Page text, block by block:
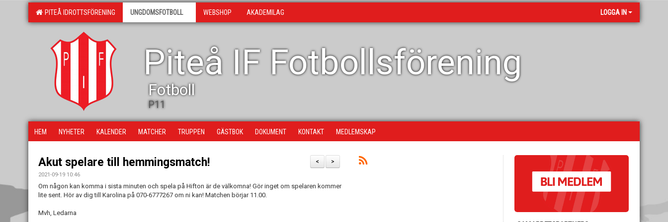
PITEÅ IDROTTSFÖRENING UNGDOMSFOTBOLL WEBSHOP AKADEMILAG LOGGA IN
Piteå IF Fotbollsförening
Fotboll
P11
HEM NYHETER KALENDER MATCHER TRUPPEN GÄSTBOK DOKUMENT KONTAKT MEDLEMSKAP
>
<
Akut spelare till hemmingsmatch!
2021-09-19 10:46
Om någon kan komma i sista minuten och spela på Hifton är de välkomna! Gör inget om spelaren kommer
lite sent. Hör av dig till Karolina på 070-6777267 om ni kan! Matchen börjar 11.00.
Mvh, Ledarna